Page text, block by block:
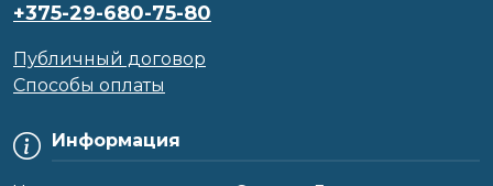
Информация
+375-29-680-75-80
Публичный договор
Способы оплаты